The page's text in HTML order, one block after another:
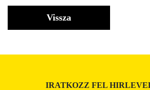
Vissza
IRATKOZZ FEL